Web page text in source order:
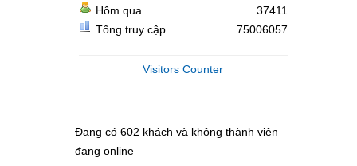
Hôm qua
Tổng truy cập
37411
75006057
Visitors Counter
Đang có 602 khách và không thành viên
đang online